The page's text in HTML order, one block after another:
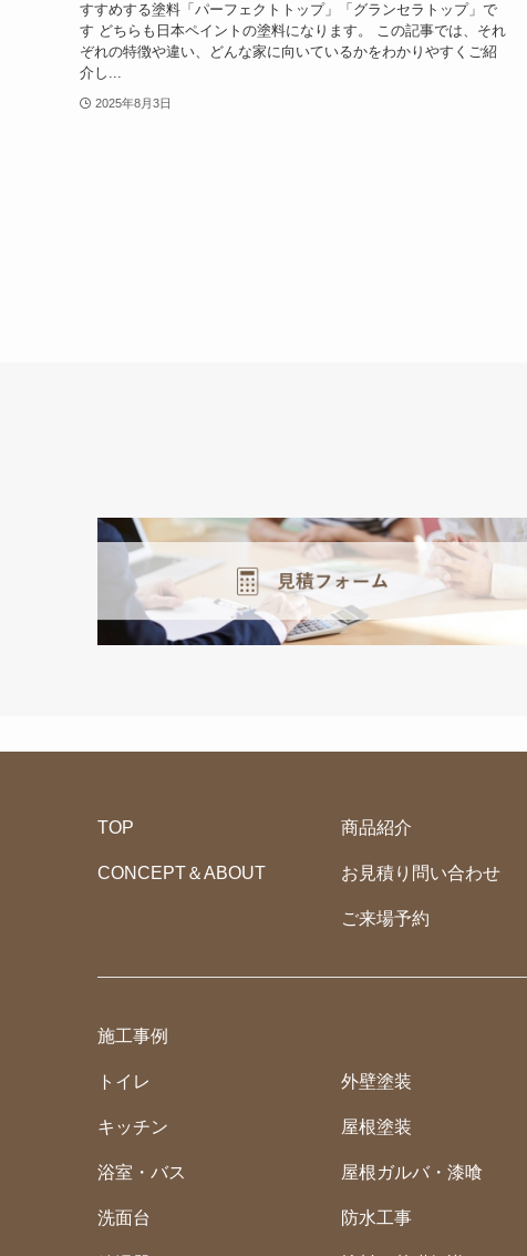
すすめする塗料「パーフェクトトップ」「グランセラトップ」で
す どちらも日本ペイントの塗料になります。 この記事では、それ
ぞれの特徴や違い、どんな家に向いているかをわかりやすくご紹
介し...
2025年8月3日
TOP
CONCEPT＆ABOUT
商品紹介
お見積り問い合わせ
ご来場予約
施工事例
トイレ
キッチン
浴室・バス
洗面台
外壁塗装
屋根塗装
屋根ガルバ・漆喰
防水工事